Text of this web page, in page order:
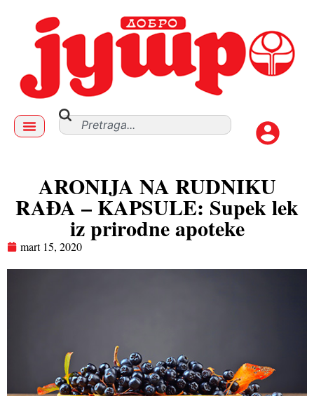
ARONIJA NA RUDNIKU
RAĐA – KAPSULE: Supek lek
iz prirodne apoteke
mart 15, 2020